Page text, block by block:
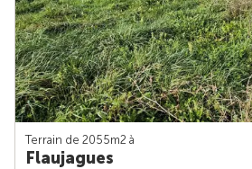
Terrain de 2055m2 à
Flaujagues